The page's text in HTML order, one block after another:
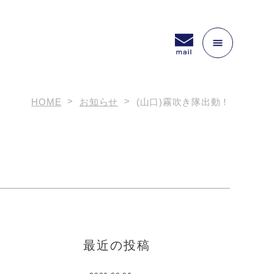
HOME お知らせ (山口)霧吹き隊出動！
最近の投稿